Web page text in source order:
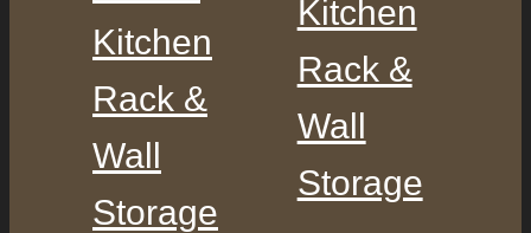
Kitchen
Rack &
Wall
Storage
Kitchen
Rack &
Wall
Storage